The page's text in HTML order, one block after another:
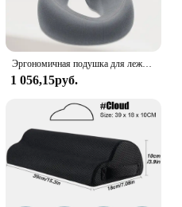
Эргономичная подушка для лежания, пена с эффектом памяти, дышащая подушка для подголовника, массажная подушка для тела, подушка для отдыха для лица для салона красоты
1 056,15руб.